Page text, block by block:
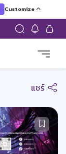
Customize
แชร์